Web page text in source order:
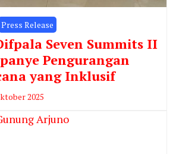
Press Release
Seven Summits II
Pengurangan
yang Inklusif
2025